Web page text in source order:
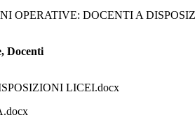
OPERATIVE: DOCENTI A
Docenti
LICEI.docx